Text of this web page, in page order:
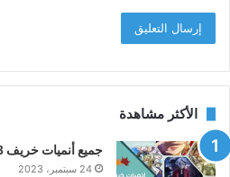
الأكثر مشاهدة
جميع أنميات خريف 2023 – قائمة كاملة
24 سبتمبر، 2023